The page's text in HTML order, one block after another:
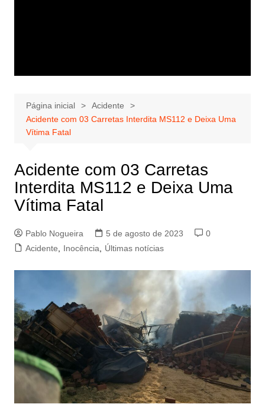
Página inicial
Acidente
Acidente com 03 Carretas Interdita MS112 e Deixa Uma
Vítima Fatal
Acidente com 03 Carretas
Interdita MS112 e Deixa Uma
Vítima Fatal
Pablo Nogueira 5 de agosto de 2023
0
Acidente
Inocência Últimas notícias